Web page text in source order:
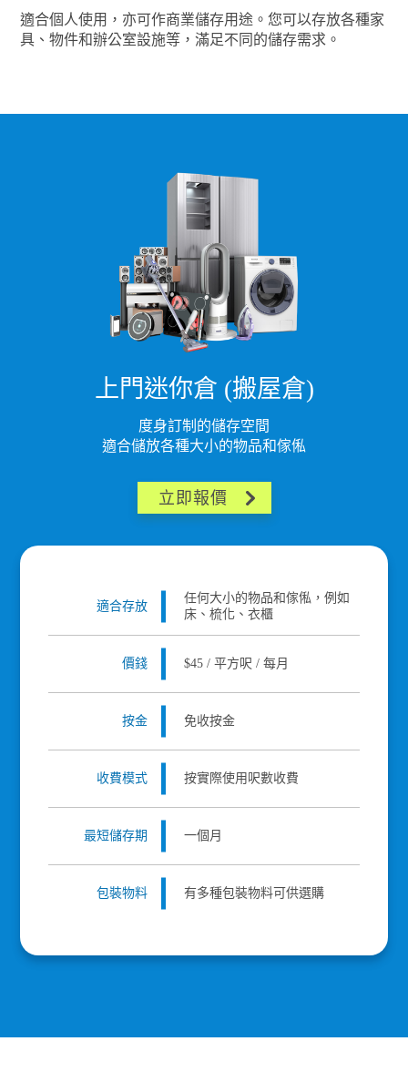
適合個人使用，亦可作商業儲存用途。您可以存放各種家
具、物件和辦公室設施等，滿足不同的儲存需求。
上門迷你倉 (搬屋倉)
度身訂制的儲存空間
適合儲放各種大小的物品和傢俬
立即報價
適合存放
任何大小的物品和傢俬，例如
床、梳化、衣櫃
價錢 $45 / 平方呎 / 每月
按金 免收按金
收費模式 按實際使用呎數收費
最短儲存期 一個月
包裝物料 有多種包裝物料可供選購